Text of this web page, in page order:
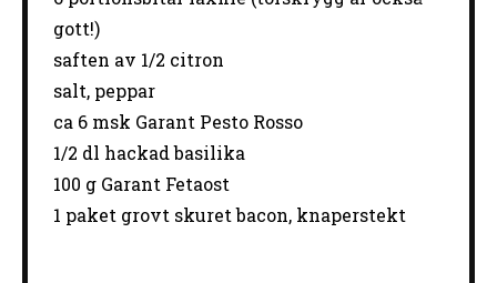
gott!)
saften av 1/2 citron
salt, peppar
ca 6msk Garant Pesto Rosso
1/2 dl hackad basilika
100 gGarant Fetaost
1 paket grovt skuret bacon, knaperstekt